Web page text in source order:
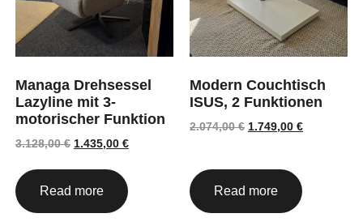
Managa Drehsessel
Lazyline mit 3-
motorischer Funktion
3.128,00€ 1.435,00 €
Read more
Modern Couchtisch
ISUS, 2 Funktionen
2.074,00€ 1.749,00 €
Read more